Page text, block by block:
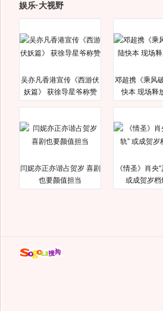
娱乐·大视野
吴亦凡香港宣传《西游伏
妖篇》 获徐导星爷称赞
邓超携《乘风
快本 现场释
闫妮亦正亦谐占贺岁 喜剧
也要颜值担当
《情圣》肖央
或成贺岁档